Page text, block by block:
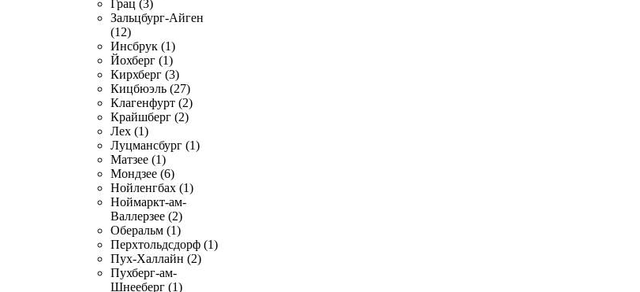
Грац (3)
Зальцбург-Айген
(12)
Инсбрук (1)
Йохберг (1)
Кирхберг (3)
Кицбюэль (27)
Клагенфурт (2)
Крайшберг (2)
Лех (1)
Луцмансбург (1)
Матзее (1)
Мондзее (6)
Нойленгбах (1)
Ноймаркт-ам-
Валлерзее (2)
Оберальм (1)
Перхтольдсдорф (1)
Пух-Халлайн (2)
Пухберг-ам-
Шнееберг (1)